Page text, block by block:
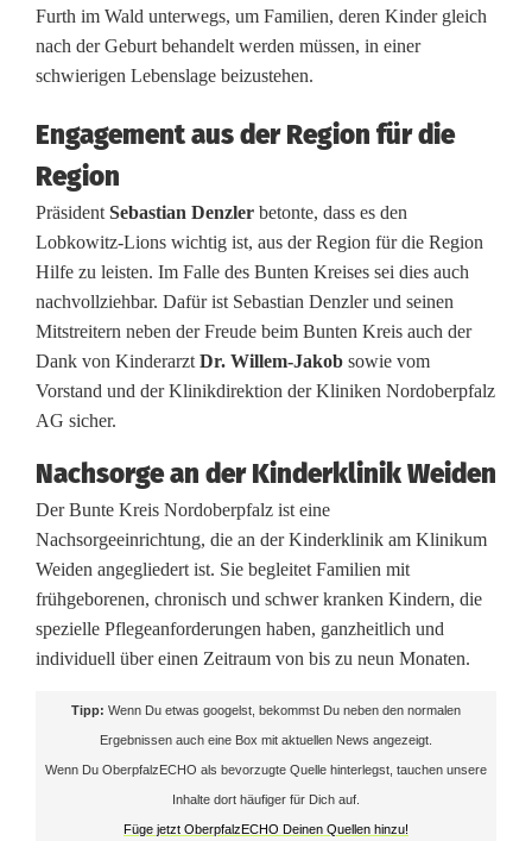
0
0
u
r
o
a
n
B
u
n
t
e
n
K
Furth im Wald unterwegs, um Familien, deren Kinder gleich
nach der Geburt behandelt werden müssen, in einer
schwierigen Lebenslage beizustehen.
Engagement aus der Region für die
Region
Präsident Sebastian Denzler betonte, dass es den
Lobkowitz-Lions wichtig ist, aus der Region für die Region
Hilfe zu leisten. Im Falle des Bunten Kreises sei dies auch
nachvollziehbar. Dafür ist Sebastian Denzler und seinen
Mitstreitern neben der Freude beim Bunten Kreis auch der
Dank von Kinderarzt Dr. Willem-Jakob sowie vom
Vorstand und der Klinikdirektion der Kliniken Nordoberpfalz
AG sicher.
Nachsorge an der Kinderklinik Weiden
Der Bunte Kreis Nordoberpfalz ist eine
Nachsorgeeinrichtung, die an der Kinderklinik am Klinikum
Weiden angegliedert ist. Sie begleitet Familien mit
frühgeborenen, chronisch und schwer kranken Kindern, die
spezielle Pflegeanforderungen haben, ganzheitlich und
individuell über einen Zeitraum von bis zu neun Monaten.
Tipp: Wenn Du etwas googelst, bekommst Du neben den normalen
Ergebnissen auch eine Box mit aktuellen News angezeigt.
Wenn Du OberpfalzECHO als bevorzugte Quelle hinterlegst, tauchen unsere
Inhalte dort häufiger für Dich auf.
Füge jetzt OberpfalzECHO Deinen Quellen hinzu!